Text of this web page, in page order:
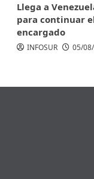
Llega a
para continuar
encargado
INFOSUR 05/